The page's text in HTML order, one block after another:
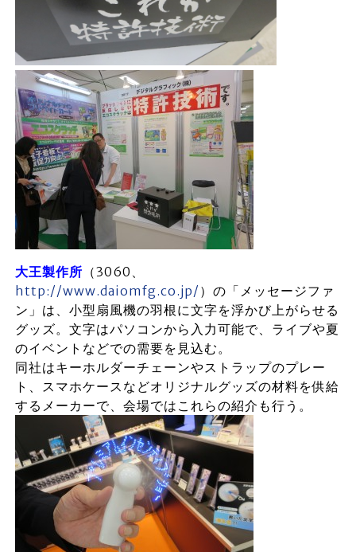
大王製作所 （3060、
http://www.daiomfg.co.jp/ ）の「メッセージファ
ン」は、小型扇風機の羽根に文字を浮かび上がらせる
グッズ。文字はパソコンから入力可能で、ライブや夏
のイベントなどでの需要を見込む。
同社はキーホルダーチェーンやストラップのプレー
ト、スマホケースなどオリジナルグッズの材料を供給
するメーカーで、会場ではこれらの紹介も行う。